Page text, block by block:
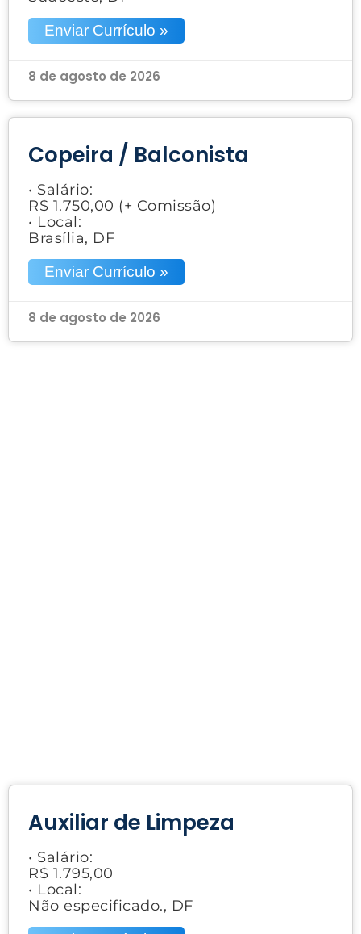
Enviar Currículo »
8 de agosto de 2026
Copeira / Balconista
• Salário:
R$ 1.750,00 (+ Comissão)
• Local:
Brasília, DF
Enviar Currículo »
8 de agosto de 2026
Auxiliar de Limpeza
• Salário:
R$ 1.795,00
• Local:
Não especificado., DF